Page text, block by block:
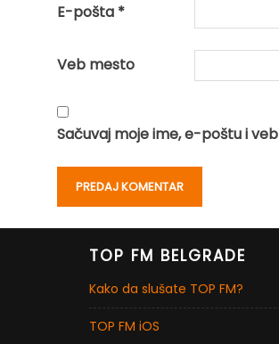
E-pošta *
Veb mesto
Sačuvaj moje ime, e-poštu i
TOP FM BELGRADE
Kako da slušate TOP FM?
TOP FM iOS